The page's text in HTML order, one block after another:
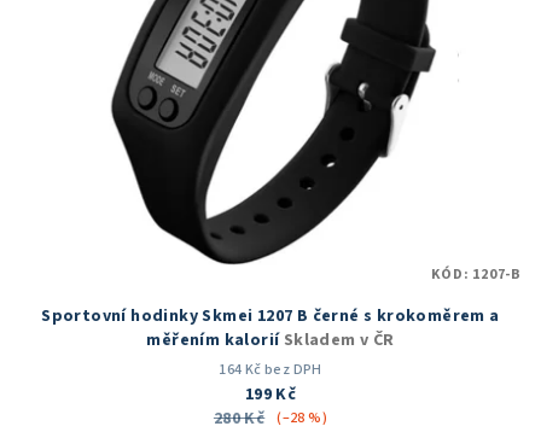
Sportovní hodinky Skmei 1207 B černé s krokoměrem a
měřením kalorií Skladem v ČR
164 Kč bez DPH
199 Kč
280 Kč (–28 %)
KÓD: 1207-B